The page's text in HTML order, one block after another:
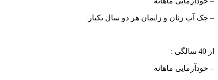
– چک آپ زنان و زایمان هر دو سال یکبار
از 40 سالگی :
– خودآزمایی ماهانه